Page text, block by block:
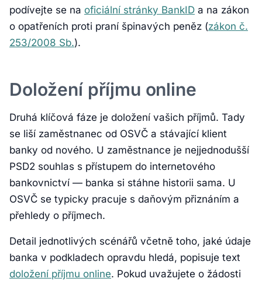
podívejte se na oficiální stránky BankID a na zákon
o opatřeních proti praní špinavých peněz (zákon č.
253/2008 Sb.).
Doložení příjmu online
Druhá klíčová fáze je doložení vašich příjmů. Tady
se liší zaměstnanec od OSVČ a stávající klient
banky od nového. U zaměstnance je nejjednodušší
PSD2 souhlas s přístupem do internetového
bankovnictví — banka si stáhne historii sama. U
OSVČ se typicky pracuje s daňovým přiznáním a
přehledy o příjmech.
Detail jednotlivých scénářů včetně toho, jaké údaje
banka v podkladech opravdu hledá, popisuje text
doložení příjmu online. Pokud uvažujete o žádosti